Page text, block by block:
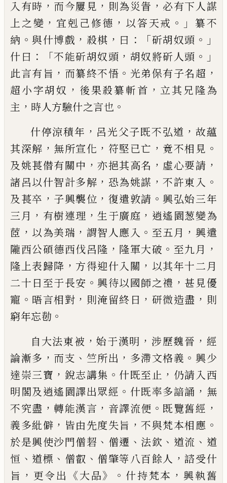
入有時 ， 而今屢見 ， 則為災眚 ， 必有下人謀
上之變 ， 宜剋 己修德 ， 以答天戒 。」 纂不
納 。與什博戲 ， 殺棋 ， 曰 ：「斫胡奴頭 。」
什曰 ：「不能斫胡奴頭 ， 胡奴將斫人頭 。」
此言有旨 ， 而纂終不悟 。 光弟保有子名超 ，
超小字胡奴 ， 後果殺纂斬首 ， 立其兄隆為
主 ， 時人方驗什之言也 。
什停涼積年 ， 呂光父子既不弘道 ， 故蘊
其深解 ， 無所宣化 ， 符堅已亡 ， 竟不相見 。
及姚萇僣有關中 ，亦挹其高名 ， 虛心要請 ，
諸呂以什智計多解 ， 恐為姚謀 ，不許東入 。
及 萇卒 ， 子興襲位 ， 復遣敦請 。興弘始三年
三月 ， 有樹連理 ，生于廣庭 ， 逍遙園葱變為
茝 ， 以為美瑞 ， 謂智人應入 。 至五月 ，興遣
隴西公碩德西伐呂隆 ， 隆軍大破 。 至九月 ，
隆上表歸降 ， 方得迎什入關 ， 以其年十二月
二十 日至于長安 。興待以國師之禮 ， 甚見優
寵 。 晤言相對 ， 則淹留終日 ， 研微造盡 ， 則
窮年忘勌 。
自大法東被 ，始于漢明 ， 涉歷魏晉 ， 經
論漸多 ， 而支 、 竺所出 ， 多滯文格義 。興少
達崇三寶 ， 銳志講集 。 什既至止 ， 仍請入西
明閣及逍遙園譯出眾經 。 什既率多諳誦 ， 無
不究盡 ，轉能漢言 ， 音譯流便 。 既覽舊經 ，
義多紕僻 ， 皆由先度失旨 ，不與梵本相應 。
於是興使沙門僧䂮 、 僧遷 、 法欽 、 道流 、 道
恒 、 道標 、 僧叡 、 僧肇等八百餘人 ，諮受什
旨 ， 更令出 《大品》。 什持梵本 ， 興執舊